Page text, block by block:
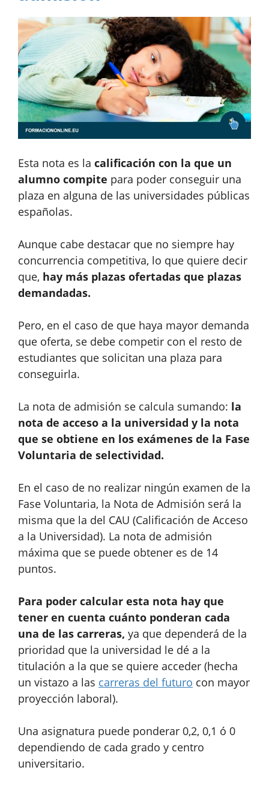
Esta nota es la calificación con la que un
alumno compite para poder conseguir una
plaza en alguna de las universidades públicas
españolas.
Aunque cabe destacar que no siempre hay
concurrencia competitiva, lo que quiere decir
que, hay más plazas ofertadas que plazas
demandadas.
Pero, en el caso de que haya mayor demanda
que oferta, se debe competir con el resto de
estudiantes que solicitan una plaza para
conseguirla.
La nota de admisión se calcula sumando: la
nota de acceso a la universidad y la nota
que se obtiene en los exámenes de la Fase
Voluntaria de selectividad.
En el caso de no realizar ningún examen de la
Fase Voluntaria, la Nota de Admisión será la
misma que la del CAU (Calificación de Acceso
a la Universidad). La nota de admisión
máxima que se puede obtener es de 14
puntos.
Para poder calcular esta nota hay que
tener en cuenta cuánto ponderan cada
una de las carreras, ya que dependerá de la
prioridad que la universidad le dé a la
titulación a la que se quiere acceder (hecha
un vistazo a las carreras del futuro con mayor
proyección laboral).
Una asignatura puede ponderar 0,2, 0,1 ó 0
dependiendo de cada grado y centro
universitario.